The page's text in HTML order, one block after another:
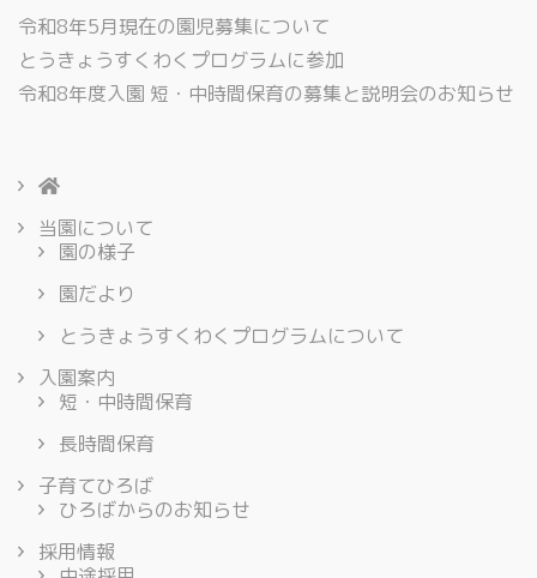
令和8年5月現在の園児募集について
とうきょうすくわくプログラムに参加
令和8年度入園 短・中時間保育の募集と説明会のお知らせ
当園について
園の様子
園だより
とうきょうすくわくプログラムについて
入園案内
短・中時間保育
長時間保育
子育てひろば
ひろばからのお知らせ
採用情報